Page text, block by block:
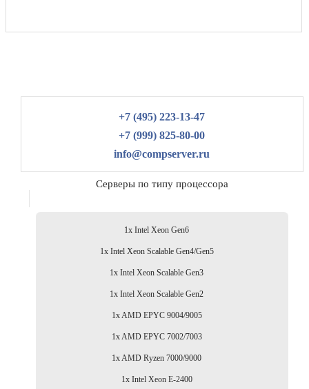
+7 (495) 223-13-47
+7 (999) 825-80-00
info@compserver.ru
Серверы по типу процессора
1x Intel Xeon Gen6
1x Intel Xeon Scalable Gen4/Gen5
1x Intel Xeon Scalable Gen3
1x Intel Xeon Scalable Gen2
1x AMD EPYC 9004/9005
1x AMD EPYC 7002/7003
1x AMD Ryzen 7000/9000
1x Intel Xeon E-2400